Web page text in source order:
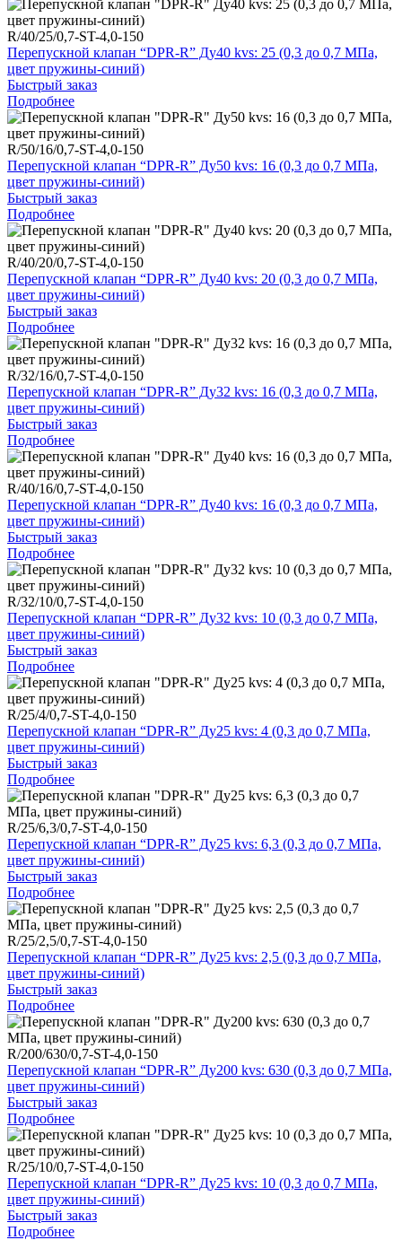
R/40/25/0,7-ST-4,0-150
Перепускной клапан “DPR-R” Ду40 kvs: 25 (0,3 до 0,7 МПа,
цвет пружины-синий)
Быстрый заказ
Подробнее
R/50/16/0,7-ST-4,0-150
Перепускной клапан “DPR-R” Ду50 kvs: 16 (0,3 до 0,7 МПа,
цвет пружины-синий)
Быстрый заказ
Подробнее
R/40/20/0,7-ST-4,0-150
Перепускной клапан “DPR-R” Ду40 kvs: 20 (0,3 до 0,7 МПа,
цвет пружины-синий)
Быстрый заказ
Подробнее
R/32/16/0,7-ST-4,0-150
Перепускной клапан “DPR-R” Ду32 kvs: 16 (0,3 до 0,7 МПа,
цвет пружины-синий)
Быстрый заказ
Подробнее
R/40/16/0,7-ST-4,0-150
Перепускной клапан “DPR-R” Ду40 kvs: 16 (0,3 до 0,7 МПа,
цвет пружины-синий)
Быстрый заказ
Подробнее
R/32/10/0,7-ST-4,0-150
Перепускной клапан “DPR-R” Ду32 kvs: 10 (0,3 до 0,7 МПа,
цвет пружины-синий)
Быстрый заказ
Подробнее
R/25/4/0,7-ST-4,0-150
Перепускной клапан “DPR-R” Ду25 kvs: 4 (0,3 до 0,7 МПа,
цвет пружины-синий)
Быстрый заказ
Подробнее
R/25/6,3/0,7-ST-4,0-150
Перепускной клапан “DPR-R” Ду25 kvs: 6,3 (0,3 до 0,7 МПа,
цвет пружины-синий)
Быстрый заказ
Подробнее
R/25/2,5/0,7-ST-4,0-150
Перепускной клапан “DPR-R” Ду25 kvs: 2,5 (0,3 до 0,7 МПа,
цвет пружины-синий)
Быстрый заказ
Подробнее
R/200/630/0,7-ST-4,0-150
Перепускной клапан “DPR-R” Ду200 kvs: 630 (0,3 до 0,7 МПа,
цвет пружины-синий)
Быстрый заказ
Подробнее
R/25/10/0,7-ST-4,0-150
Перепускной клапан “DPR-R” Ду25 kvs: 10 (0,3 до 0,7 МПа,
цвет пружины-синий)
Быстрый заказ
Подробнее